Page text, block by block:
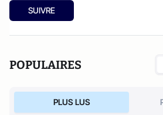
SUIVRE
POPULAIRES
PLUS LUS